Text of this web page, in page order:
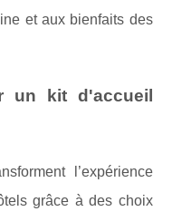
et aux bienfaits des
un kit d'accueil
l’expérience
grâce à des choix